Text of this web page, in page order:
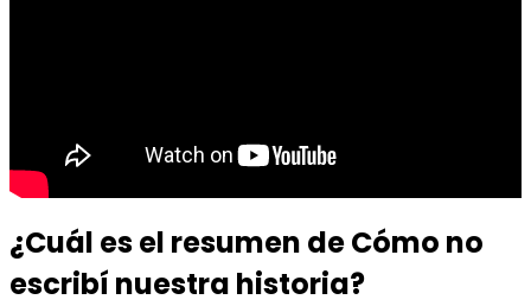
¿Cuál es el resumen de Cómo no
escribí nuestra historia?